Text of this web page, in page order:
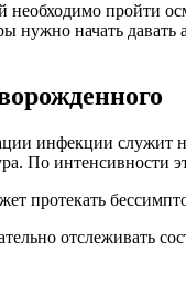
пройти
нужно начать
инфекции служит
По интенсивности
протекать
отслеживать